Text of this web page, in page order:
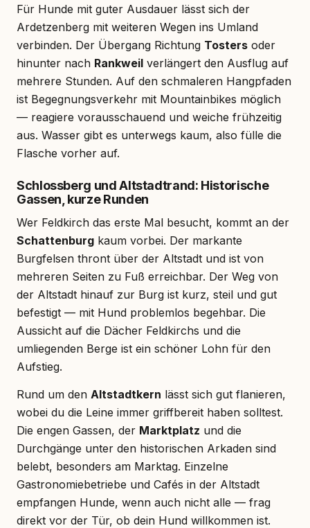
Für Hunde mit guter Ausdauer lässt sich der
Ardetzenberg mit weiteren Wegen ins Umland
verbinden. Der Übergang Richtung Tosters oder
hinunter nach Rankweil verlängert den Ausflug auf
mehrere Stunden. Auf den schmaleren Hangpfaden
ist Begegnungsverkehr mit Mountainbikes möglich
— reagiere vorausschauend und weiche frühzeitig
aus. Wasser gibt es unterwegs kaum, also fülle die
Flasche vorher auf.
Schlossberg und Altstadtrand: Historische
Gassen, kurze Runden
Wer Feldkirch das erste Mal besucht, kommt an der
Schattenburg kaum vorbei. Der markante
Burgfelsen thront über der Altstadt und ist von
mehreren Seiten zu Fuß erreichbar. Der Weg von
der Altstadt hinauf zur Burg ist kurz, steil und gut
befestigt — mit Hund problemlos begehbar. Die
Aussicht auf die Dächer Feldkirchs und die
umliegenden Berge ist ein schöner Lohn für den
Aufstieg.
Rund um den Altstadtkern lässt sich gut flanieren,
wobei du die Leine immer griffbereit haben solltest.
Die engen Gassen, der Marktplatz und die
Durchgänge unter den historischen Arkaden sind
belebt, besonders am Marktag. Einzelne
Gastronomiebetriebe und Cafés in der Altstadt
empfangen Hunde, wenn auch nicht alle — frag
direkt vor der Tür, ob dein Hund willkommen ist.